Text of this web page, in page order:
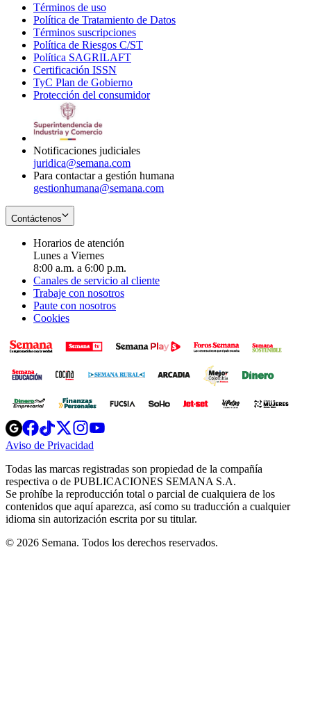
Términos de uso
in
new
window
Política de Tratamiento de Datos
Términos suscripciones
in
Política de Riesgos C/ST
Política SAGRILAFT
new
window
Certificación ISSN
in
new
TyC Plan de Gobierno
in
Protección del consumidorOpens
Notificaciones judiciales
juridica@semana.com
Para contactar a gestión humana
gestionhumana@semana.com
Contáctenos
Horarios de atención
Lunes a Viernes
8:00 a.m. a 6:00 p.m.
Canales de servicio al cliente
Trabaje con nosotros
Paute con nosotros
Cookies
Opens
in
new
Opens
in
new
Opens
in
new
window
Opens
new
windowwindow
Aviso de Privacidad
new
window
Todas las marcas registradas son propiedad de la compañía
respectiva o de PUBLICACIONES SEMANA S.A.
Se prohíbe la reproducción total o parcial de cualquiera de los
contenidos que aquí aparezca, así como su traducción a cualquier
idioma sin autorización escrita por su titular.
© 2026 Semana. Todos los derechos reservados.